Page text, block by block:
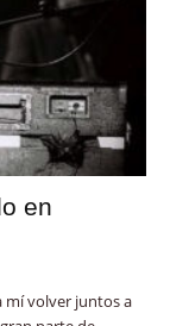
en
mí volver juntos a